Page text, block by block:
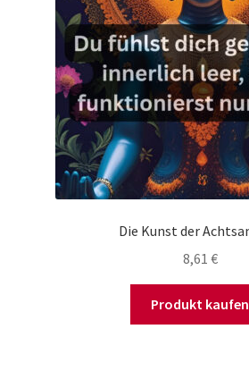
Die Kunst der
8,61 €
Produkt kaufen